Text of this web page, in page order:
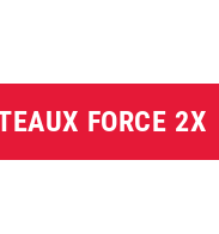
FORCE 2X